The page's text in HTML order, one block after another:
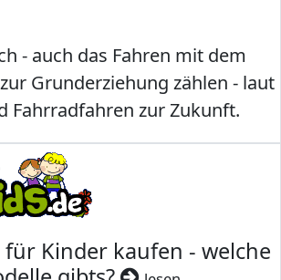
- auch das Fahren mit dem
Grunderziehung zählen - laut
Fahrradfahren zur Zukunft.
für Kinder kaufen - welche